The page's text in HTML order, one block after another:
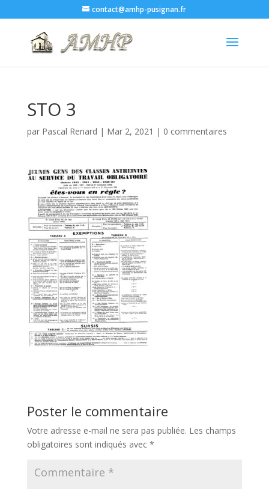
contact@amhp-pusignan.fr
STO 3
par Pascal Renard | Mar 2, 2021 | 0 commentaires
Poster le commentaire
Votre adresse e-mail ne sera pas publiée. Les champs
obligatoires sont indiqués avec *